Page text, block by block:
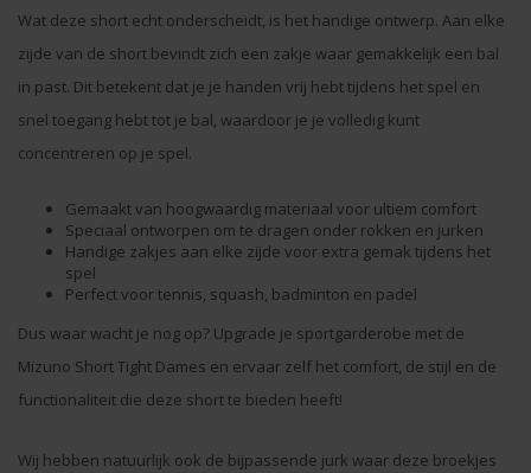
Wat deze short echt onderscheidt, is het handige ontwerp. Aan elke
zijde van de short bevindt zich een zakje waar gemakkelijk een bal
in past. Dit betekent dat je je handen vrij hebt tijdens het spel en
snel toegang hebt tot je bal, waardoor je je volledig kunt
concentreren op je spel.
Gemaakt van hoogwaardig materiaal voor ultiem comfort
Speciaal ontworpen om te dragen onder rokken en jurken
Handige zakjes aan elke zijde voor extra gemak tijdens het
spel
Perfect voor tennis, squash, badminton en padel
Dus waar wacht je nog op? Upgrade je sportgarderobe met de
Mizuno Short Tight Dames en ervaar zelf het comfort, de stijl en de
functionaliteit die deze short te bieden heeft!
Wij hebben natuurlijk ook de bijpassende jurk waar deze broekjes